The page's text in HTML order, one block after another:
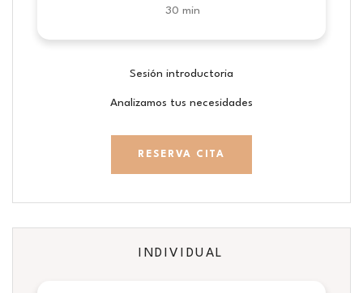
30 min
Sesión introductoria
Analizamos tus necesidades
RESERVA CITA
INDIVIDUAL